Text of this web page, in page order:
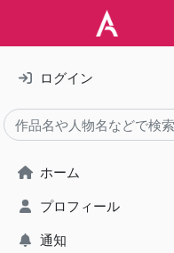
ログイン
ホーム
プロフィール
通知